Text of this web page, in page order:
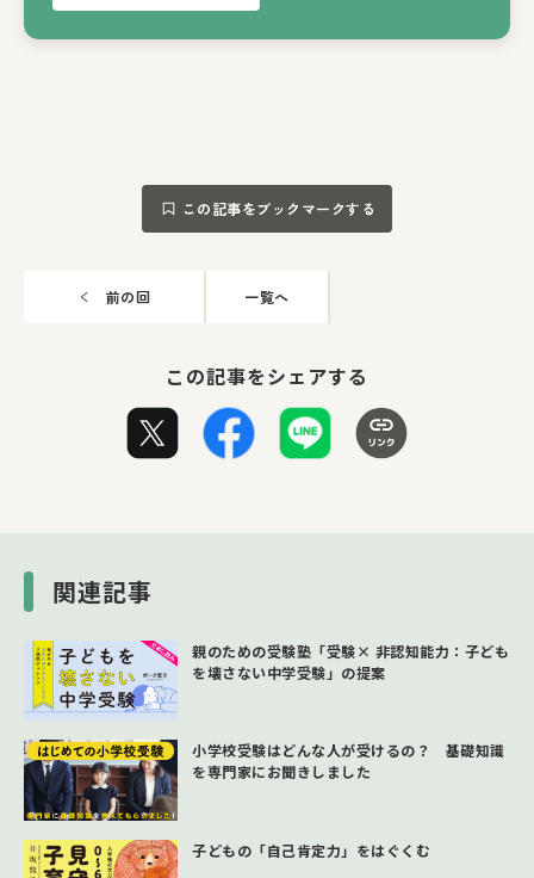
この記事をブックマークする
前の回 一覧へ
この記事をシェアする
関連記事
親のための受験塾「受験× 非認知能力：子ども
を壊さない中学受験」の提案
小学校受験はどんな人が受けるの？ 基礎知識
を専門家にお聞きしました
子どもの「自己肯定力」をはぐくむ